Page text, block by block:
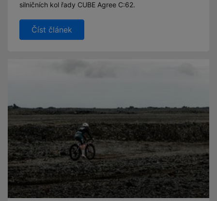
silničních kol řady CUBE Agree C:62.
Číst článek